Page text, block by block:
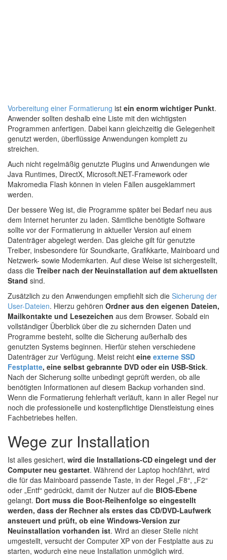
Vorbereitung einer Formatierung ist ein enorm wichtiger Punkt.
Anwender sollten deshalb eine Liste mit den wichtigsten
Programmen anfertigen. Dabei kann gleichzeitig die Gelegenheit
genutzt werden, überflüssige Anwendungen komplett zu
streichen.
Auch nicht regelmäßig genutzte Plugins und Anwendungen wie
Java Runtimes, DirectX, Microsoft.NET-Framework oder
Makromedia Flash können in vielen Fällen ausgeklammert
werden.
Der bessere Weg ist, die Programme später bei Bedarf neu aus
dem Internet herunter zu laden. Sämtliche benötigte Software
sollte vor der Formatierung in aktueller Version auf einem
Datenträger abgelegt werden. Das gleiche gilt für genutzte
Treiber, insbesondere für Soundkarte, Grafikkarte, Mainboard und
Netzwerk- sowie Modemkarten. Auf diese Weise ist sichergestellt,
dass die Treiber nach der Neuinstallation auf dem aktuellsten
Stand sind.
Zusätzlich zu den Anwendungen empfiehlt sich die Sicherung der
User-Dateien. Hierzu gehören Ordner aus den eigenen Dateien,
Mailkontakte und Lesezeichen aus dem Browser. Sobald ein
vollständiger Überblick über die zu sichernden Daten und
Programme besteht, sollte die Sicherung außerhalb des
genutzten Systems beginnen. Hierfür stehen verschiedene
Datenträger zur Verfügung. Meist reicht eine externe SSD
Festplatte, eine selbst gebrannte DVD oder ein USB-Stick.
Nach der Sicherung sollte unbedingt geprüft werden, ob alle
benötigten Informationen auf diesem Backup vorhanden sind.
Wenn die Formatierung fehlerhaft verläuft, kann in aller Regel nur
noch die professionelle und kostenpflichtige Dienstleistung eines
Fachbetriebes helfen.
Wege zur Installation
Ist alles gesichert, wird die Installations-CD eingelegt und der
Computer neu gestartet. Während der Laptop hochfährt, wird
die für das Mainboard passende Taste, in der Regel „F8“, „F2“
oder „Entf“ gedrückt, damit der Nutzer auf die BIOS-Ebene
gelangt. Dort muss die Boot-Reihenfolge so eingestellt
werden, dass der Rechner als erstes das CD/DVD-Laufwerk
ansteuert und prüft, ob eine Windows-Version zur
Neuinstallation vorhanden ist. Wird an dieser Stelle nicht
umgestellt, versucht der Computer XP von der Festplatte aus zu
starten, wodurch eine neue Installation unmöglich wird.